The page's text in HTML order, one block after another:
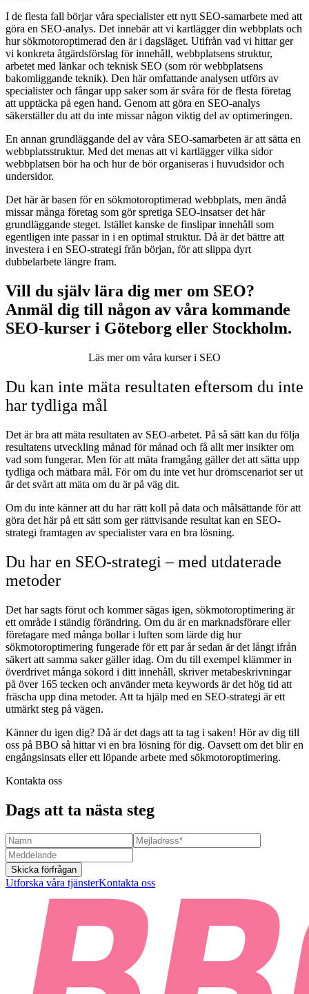
I de flesta fall börjar våra specialister ett nytt SEO-samarbete med att
göra en SEO-analys. Det innebär att vi kartlägger din webbplats och
hur sökmotoroptimerad den är i dagsläget. Utifrån vad vi hittar ger
vi konkreta åtgärdsförslag för innehåll, webbplatsens struktur,
arbetet med länkar och teknisk SEO (som rör webbplatsens
bakomliggande teknik). Den här omfattande analysen utförs av
specialister och fångar upp saker som är svåra för de flesta företag
att upptäcka på egen hand. Genom att göra en SEO-analys
säkerställer du att du inte missar någon viktig del av optimeringen.
En annan grundläggande del av våra SEO-samarbeten är att sätta en
webbplatsstruktur. Med det menas att vi kartlägger vilka sidor
webbplatsen bör ha och hur de bör organiseras i huvudsidor och
undersidor.
Det här är basen för en sökmotoroptimerad webbplats, men ändå
missar många företag som gör spretiga SEO-insatser det här
grundläggande steget. Istället kanske de finslipar innehåll som
egentligen inte passar in i en optimal struktur. Då är det bättre att
investera i en SEO-strategi från början, för att slippa dyrt
dubbelarbete längre fram.
Vill du själv lära dig mer om SEO?
Anmäl dig till någon av våra kommande
SEO-kurser i Göteborg eller Stockholm.
Läs mer om våra kurser i SEO
Du kan inte mäta resultaten eftersom du inte
har tydliga mål
Det är bra att mäta resultaten av SEO-arbetet. På så sätt kan du följa
resultatens utveckling månad för månad och få allt mer insikter om
vad som fungerar. Men för att mäta framgång gäller det att sätta upp
tydliga och mätbara mål. För om du inte vet hur drömscenariot ser ut
är det svårt att mäta om du är på väg dit.
Om du inte känner att du har rätt koll på data och målsättande för att
göra det här på ett sätt som ger rättvisande resultat kan en SEO-
strategi framtagen av specialister vara en bra lösning.
Du har en SEO-strategi – med utdaterade
metoder
Det har sagts förut och kommer sägas igen, sökmotoroptimering är
ett område i ständig förändring. Om du är en marknadsförare eller
företagare med många bollar i luften som lärde dig hur
sökmotoroptimering fungerade för ett par år sedan är det långt ifrån
säkert att samma saker gäller idag. Om du till exempel klämmer in
överdrivet många sökord i ditt innehåll, skriver metabeskrivningar
på över 165 tecken och använder meta keywords är det hög tid att
fräscha upp dina metoder. Att ta hjälp med en SEO-strategi är ett
utmärkt steg på vägen.
Känner du igen dig? Då är det dags att ta tag i saken! Hör av dig till
oss på BBO så hittar vi en bra lösning för dig. Oavsett om det blir en
engångsinsats eller ett löpande arbete med sökmotoroptimering.
Kontakta oss
Dags att ta nästa steg
Skicka förfrågan
Utforska våra tjänsterKontakta oss